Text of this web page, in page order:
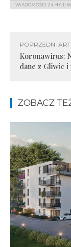
WIADOMOŚCI 24 H
POPRZEDNI
Koronawirus:
dane z Gliwic i
ZOBACZ